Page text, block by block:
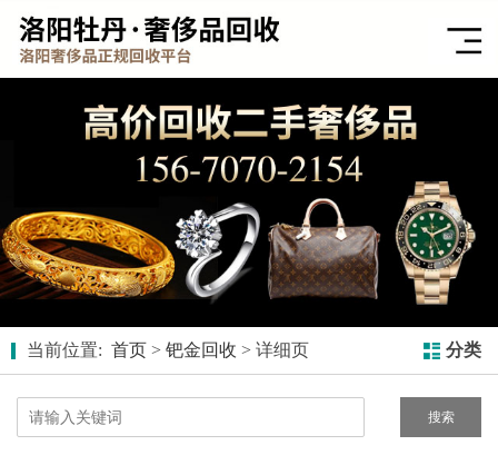
分类
当前位置: 首页 > 钯金回收 > 详细页
搜索